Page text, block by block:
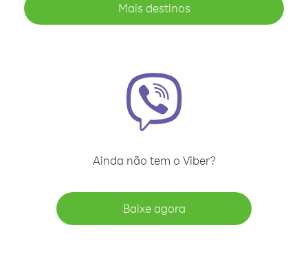
Mais destinos
Ainda não tem o Viber?
Baixe agora